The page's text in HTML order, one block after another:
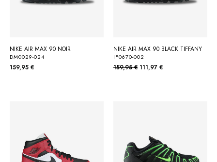
NIKE AIR MAX 90 NOIR
DM0029-024
159,95 €
NIKE AIR MAX 90 BLACK TIFFANY
IF0670-002
159,95 € 111,97 €